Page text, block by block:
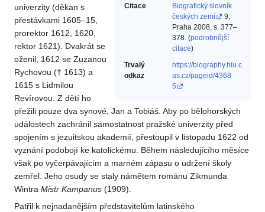
Citace
Biografický slovník
českých zemí
9,
Praha 2008, s. 377–
378. (podrobnější
citace)
Trvalý
odkaz
https://biography.hiu.c
as.cz/pageid/4368
5
univerzity (děkan s
přestávkami 1605–15,
prorektor 1612, 1620,
rektor 1621). Dvakrát se
oženil, 1612 se Zuzanou
Rychovou († 1613) a
1615 s Lidmilou
Revírovou. Z dětí ho
přežili pouze dva synové, Jan a Tobiáš. Aby po bělohorských
událostech zachránil samostatnost pražské univerzity před
spojením s jezuitskou akademií, přestoupil v listopadu 1622 od
vyznání podobojí ke katolickému. Během následujícího měsíce
však po vyčerpávajícím a marném zápasu o udržení školy
zemřel. Jeho osudy se staly námětem románu Zikmunda
Wintra Mistr Kampanus (1909).
Patřil k nejnadanějším představitelům latinského